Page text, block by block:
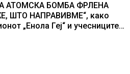
АТОМСКА БОМБА ФРЛЕНА
ШТО НАПРАВИВМЕ“, како
„Енола Геј“ и учесниците